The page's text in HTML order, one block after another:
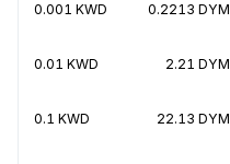
0.001 KWD 0.2213 DYM
0.01 KWD 2.21 DYM
0.1 KWD 22.13 DYM